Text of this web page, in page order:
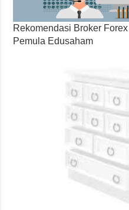
Rekomendasi Broker
Pemula Edusaham